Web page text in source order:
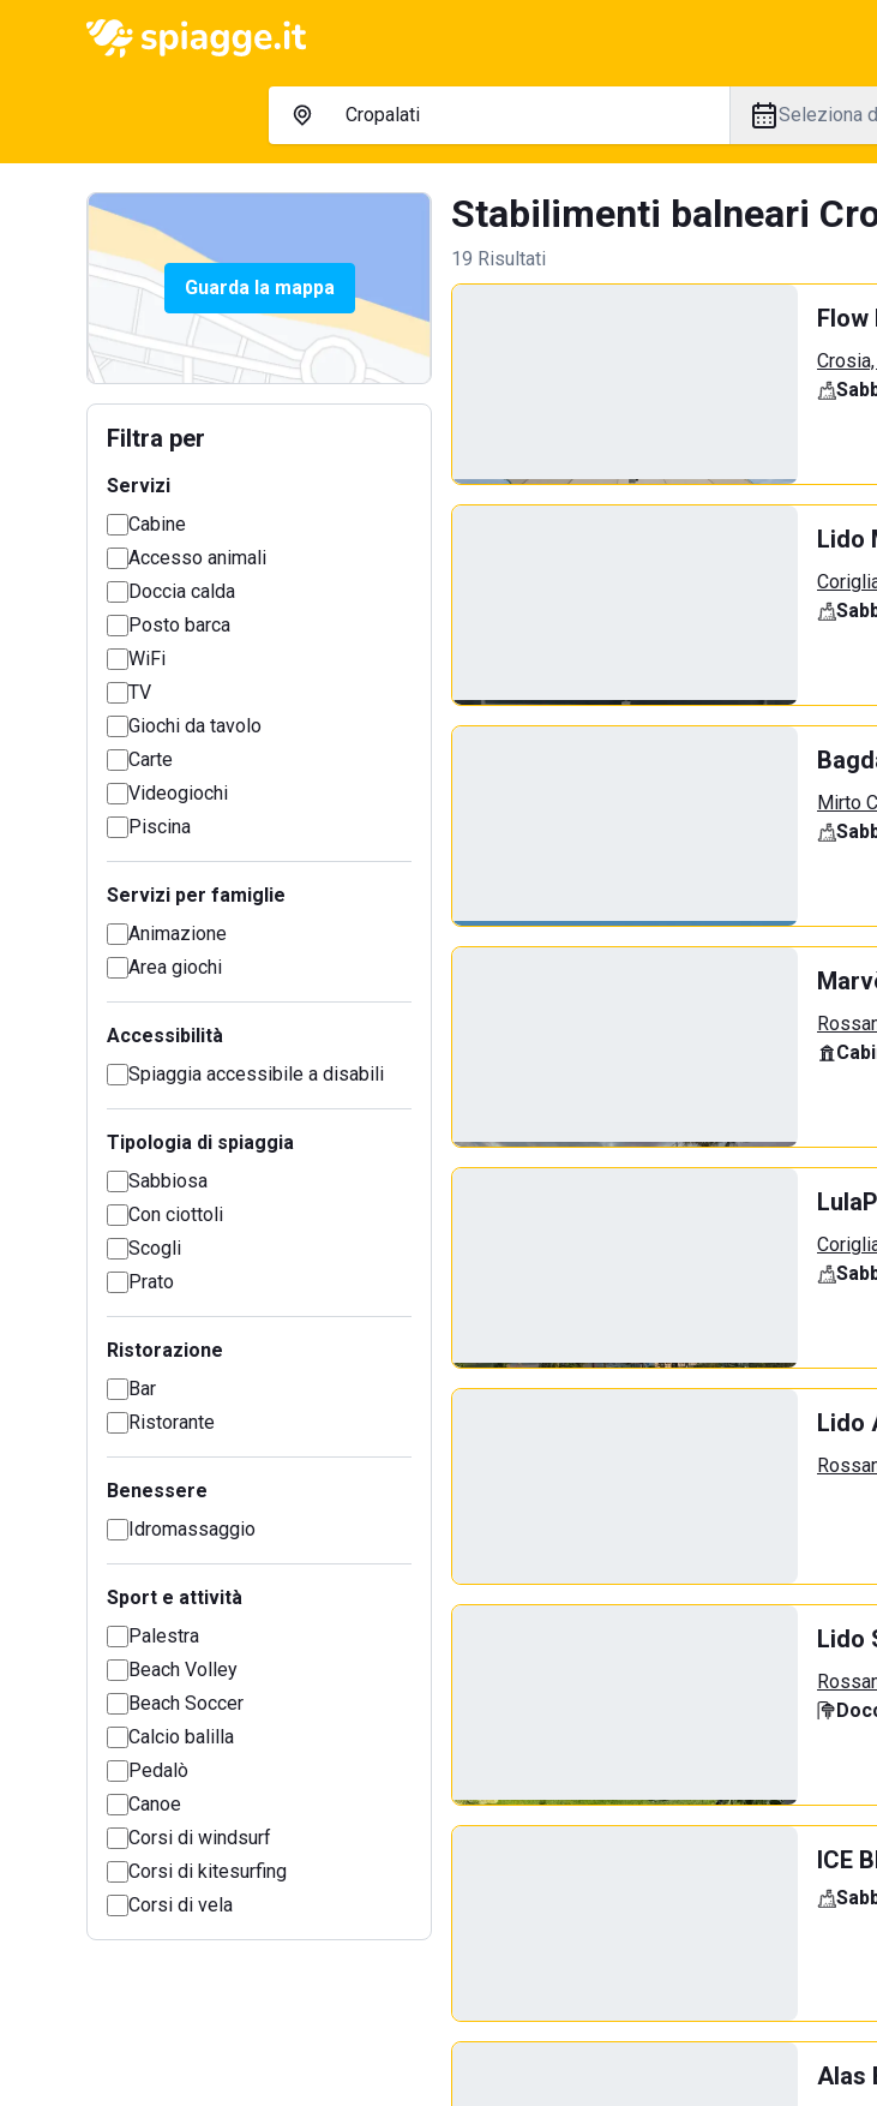
Seleziona
Guarda la mappa
Filtra per
Servizi
Cabine
Accesso animali
Doccia calda
Posto barca
WiFi
TV
Giochi da tavolo
Carte
Videogiochi
Piscina
Servizi per famiglie
Animazione
Area giochi
Accessibilità
Spiaggia accessibile a disabili
Tipologia di spiaggia
Sabbiosa
Con ciottoli
Scogli
Prato
Ristorazione
Bar
Ristorante
Benessere
Idromassaggio
Sport e attività
Palestra
Beach Volley
Beach Soccer
Calcio balilla
Pedalò
Canoe
Corsi di windsurf
Corsi di kitesurfing
Corsi di vela
Stabilimenti balneari
19 Risultati
Flow
Lido
Mirto
Lido
Lido
ICE
Alas